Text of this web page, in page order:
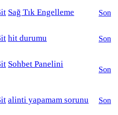
Sağ Tık Engelleme
Son
hit durumu
Son
Sohbet Panelini
Son
alinti yapamam sorunu
Son